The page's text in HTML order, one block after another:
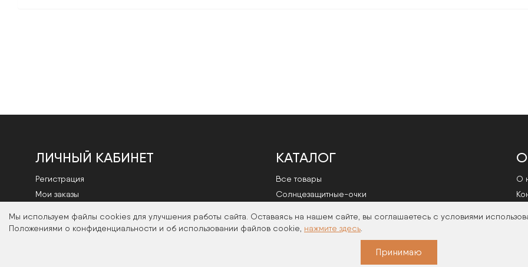
Мы используем файлы cookies для улучшения работы сайта. Оставаясь на нашем сайте, вы соглашаетесь с условиями
Положениями о конфиденциальности и об использовании файлов cookie, нажмите здесь
Принимаю
ЛИЧНЫЙ КАБИНЕТ
Регистрация
Мои заказы
КАТАЛОГ
Все товары
Cолнцезащитные-очки
О
2026 | Политика конфиденциальности|Договор публичной